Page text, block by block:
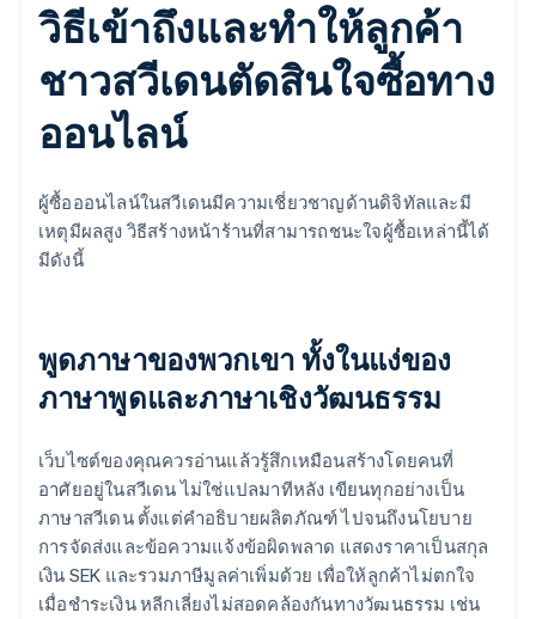
วิธีเข้าถึงและทำให้ลูกค้า
ชาวสวีเดนตัดสินใจซื้อทาง
ออนไลน์
ผู้ซื้อออนไลน์ในสวีเดนมีความเชี่ยวชาญด้านดิจิทัลและมี
เหตุมีผลสูง วิธีสร้างหน้าร้านที่สามารถชนะใจผู้ซื้อเหล่านี้ได้
มีดังนี้
พูดภาษาของพวกเขา ทั้งในแง่ของ
ภาษาพูดและภาษาเชิงวัฒนธรรม
เว็บไซต์ของคุณควรอ่านแล้วรู้สึกเหมือนสร้างโดยคนที่
อาศัยอยู่ในสวีเดน ไม่ใช่แปลมาทีหลัง เขียนทุกอย่างเป็น
ภาษาสวีเดน ตั้งแต่คำอธิบายผลิตภัณฑ์ ไปจนถึงนโยบาย
การจัดส่งและข้อความแจ้งข้อผิดพลาด แสดงราคาเป็นสกุล
เงิน SEK และรวมภาษีมูลค่าเพิ่มด้วย เพื่อให้ลูกค้าไม่ตกใจ
เมื่อชำระเงิน หลีกเลี่ยงไม่สอดคล้องกันทางวัฒนธรรม เช่น